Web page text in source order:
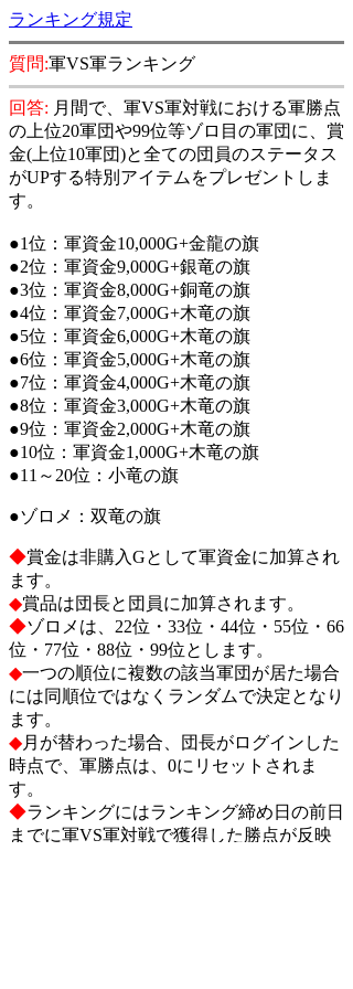
ランキング規定
質問:軍VS軍ランキング
回答: 月間で、軍VS軍対戦における軍勝点
の上位20軍団や99位等ゾロ目の軍団に、賞
金(上位10軍団)と全ての団員のステータス
がUPする特別アイテムをプレゼントしま
す。
●1位：軍資金10,000G+金龍の旗
●2位：軍資金9,000G+銀竜の旗
●3位：軍資金8,000G+銅竜の旗
●4位：軍資金7,000G+木竜の旗
●5位：軍資金6,000G+木竜の旗
●6位：軍資金5,000G+木竜の旗
●7位：軍資金4,000G+木竜の旗
●8位：軍資金3,000G+木竜の旗
●9位：軍資金2,000G+木竜の旗
●10位：軍資金1,000G+木竜の旗
●11～20位：小竜の旗
●ゾロメ：双竜の旗
◆賞金は非購入Gとして軍資金に加算され
ます。
◆賞品は団長と団員に加算されます。
◆ゾロメは、22位・33位・44位・55位・66
位・77位・88位・99位とします。
◆一つの順位に複数の該当軍団が居た場合
には同順位ではなくランダムで決定となり
ます。
◆月が替わった場合、団長がログインした
時点で、軍勝点は、0にリセットされま
す。
◆ランキングにはランキング締め日の前日
までに軍VS軍対戦で獲得した勝点が反映